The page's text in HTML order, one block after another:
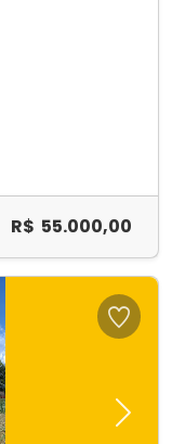
R$ 55.000,00
Next